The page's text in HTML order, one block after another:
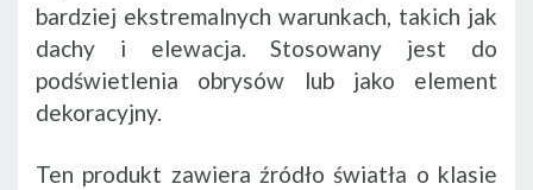
bardziej ekstremalnych warunkach, takich jak
dachy i elewacja. Stosowany jest do
podświetlenia obrysów lub jako element
dekoracyjny.
Ten produkt zawiera źródło światła o klasie